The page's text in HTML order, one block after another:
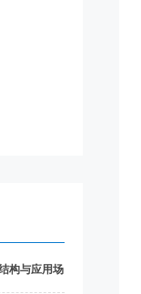
构与应用场